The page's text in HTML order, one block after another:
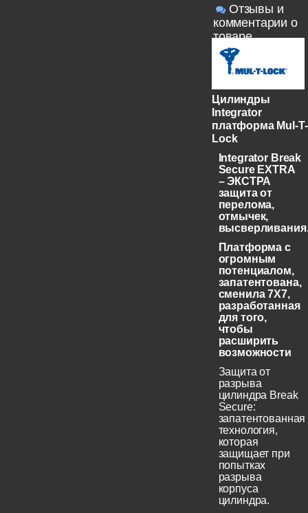
Отзывы и
комментарии о
товаре
Цилиндры
Integrator
платформа Mul-T-
Lock
Integrator Break
Secure EXTRA
– ЭКСТРА
защита от
перелома,
отмычек,
Платформа с
огромным
потенциалом,
запатентована,
сменила 7X7,
разработанная
для того,
чтобы
расширить
возможности
Защита от
разрыва
цилиндра Break
Secure:
запатентованная
технология,
которая
защищает при
попытках
разрыва
корпуса
цилиндра.